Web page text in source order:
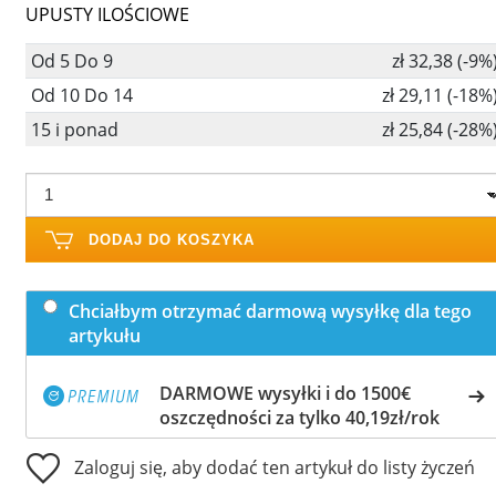
UPUSTY ILOŚCIOWE
Od 5 Do 9
zł 32,38 (-
Od 10 Do 14
zł 29,11 (-
15 i ponad
zł 25,84 (-
DODAJ DO KOSZYKA
Chciałbym otrzymać darmową wysyłkę dla tego
artykułu
DARMOWE wysyłki i do 1500€
oszczędności za tylko 40,19zł/rok
Zaloguj się, aby dodać ten artykuł do listy życzeń